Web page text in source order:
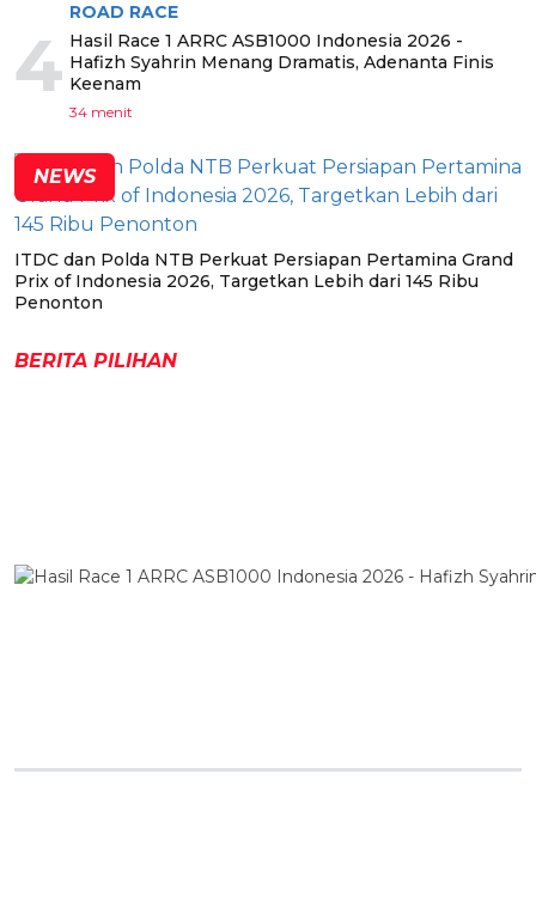
4
ROAD RACE
Hasil Race 1 ARRC ASB1000 Indonesia 2026 -
Hafizh Syahrin Menang Dramatis, Adenanta Finis
Keenam
34 menit
NEWS
ITDC dan Polda NTB Perkuat Persiapan Pertamina Grand
Prix of Indonesia 2026, Targetkan Lebih dari 145 Ribu
Penonton
BERITA PILIHAN